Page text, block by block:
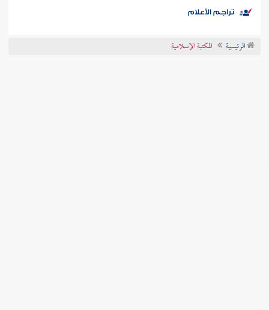
موضوعي
تراجم الأعلام
الرئيسية المكتبة الإسلامية